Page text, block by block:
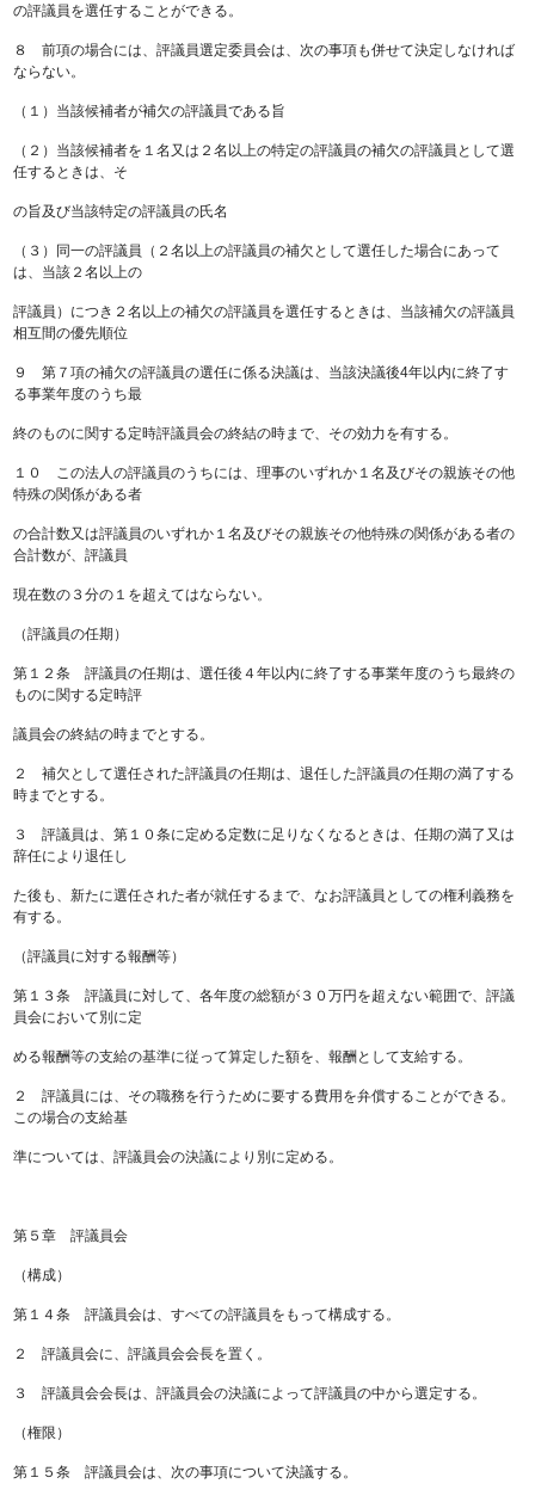
の評議員を選任することができる。
８ 前項の場合には、評議員選定委員会は、次の事項も併せて決定しなければ
ならない。
（１）当該候補者が補欠の評議員である旨
（２）当該候補者を１名又は２名以上の特定の評議員の補欠の評議員として選
任するときは、そ
の旨及び当該特定の評議員の氏名
（３）同一の評議員（２名以上の評議員の補欠として選任した場合にあって
は、当該２名以上の
評議員）につき２名以上の補欠の評議員を選任するときは、当該補欠の評議員
相互間の優先順位
９ 第７項の補欠の評議員の選任に係る決議は、当該決議後4年以内に終了す
る事業年度のうち最
終のものに関する定時評議員会の終結の時まで、その効力を有する。
１０ この法人の評議員のうちには、理事のいずれか１名及びその親族その他
特殊の関係がある者
の合計数又は評議員のいずれか１名及びその親族その他特殊の関係がある者の
合計数が、評議員
現在数の３分の１を超えてはならない。
（評議員の任期）
第１２条 評議員の任期は、選任後４年以内に終了する事業年度のうち最終の
ものに関する定時評
議員会の終結の時までとする。
２ 補欠として選任された評議員の任期は、退任した評議員の任期の満了する
時までとする。
３ 評議員は、第１０条に定める定数に足りなくなるときは、任期の満了又は
辞任により退任し
た後も、新たに選任された者が就任するまで、なお評議員としての権利義務を
有する。
（評議員に対する報酬等）
第１３条 評議員に対して、各年度の総額が３０万円を超えない範囲で、評議
員会において別に定
める報酬等の支給の基準に従って算定した額を、報酬として支給する。
２ 評議員には、その職務を行うために要する費用を弁償することができる。
この場合の支給基
準については、評議員会の決議により別に定める。
第５章 評議員会
（構成）
第１４条 評議員会は、すべての評議員をもって構成する。
２ 評議員会に、評議員会会長を置く。
３ 評議員会会長は、評議員会の決議によって評議員の中から選定する。
（権限）
第１５条 評議員会は、次の事項について決議する。